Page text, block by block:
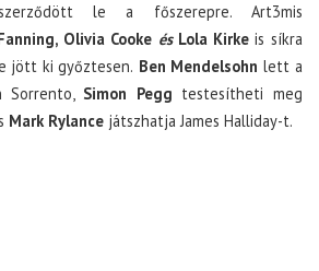
le a főszerepre. Art3mis
Olivia Cooke ésLola Kirke is síkra
jött ki győztesen. Ben Mendelsohn lett a
Sorrento, Simon Pegg testesítheti meg
Mark Rylance játszhatja James Halliday-t.